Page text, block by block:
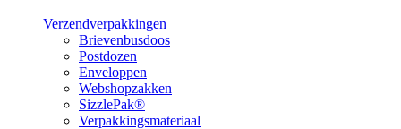
Verzendverpakkingen
Brievenbusdoos
Postdozen
Enveloppen
Webshopzakken
SizzlePak®
Verpakkingsmateriaal